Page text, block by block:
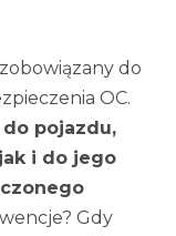
do
OC.
pojazdu,
i do jego
Gdy